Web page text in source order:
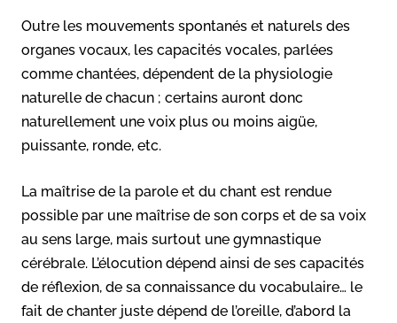
Outre les mouvements spontanés et naturels des
organes vocaux, les capacités vocales, parlées
comme chantées, dépendent de la physiologie
naturelle de chacun ; certains auront donc
naturellement une voix plus ou moins aigüe,
puissante, ronde, etc.
La maîtrise de la parole et du chant est rendue
possible par une maîtrise de son corps et de sa voix
au sens large, mais surtout une gymnastique
cérébrale. L’élocution dépend ainsi de ses capacités
de réflexion, de sa connaissance du vocabulaire… le
fait de chanter juste dépend de l’oreille, d’abord la